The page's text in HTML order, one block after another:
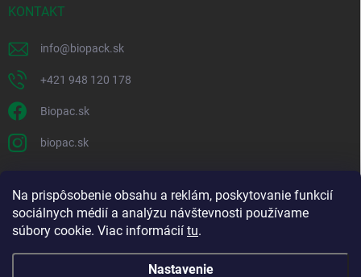
Na prispôsobenie obsahu a reklám, poskytovanie funkcií
sociálnych médií a analýzu návštevnosti používame
súbory cookie. Viac informácií tu.
Nastavenie
KONTAKT
info@biopack.sk
+421 948 120 178
Biopac.sk
biopac.sk
Good E-shops have logic. SALELOGICS